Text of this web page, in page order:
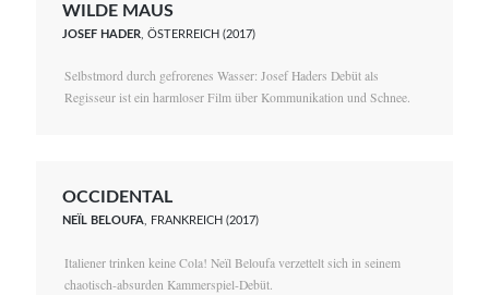
WILDE MAUS
JOSEF HADER , ÖSTERREICH (2017)
Selbstmord durch gefrorenes Wasser: Josef Haders Debüt als
Regisseur ist ein harmloser Film über Kommunikation und Schnee.
OCCIDENTAL
NEÏL BELOUFA, FRANKREICH (2017)
Italiener trinken keine Cola! Neïl Beloufa verzettelt sich in seinem
chaotisch-absurden Kammerspiel-Debüt.